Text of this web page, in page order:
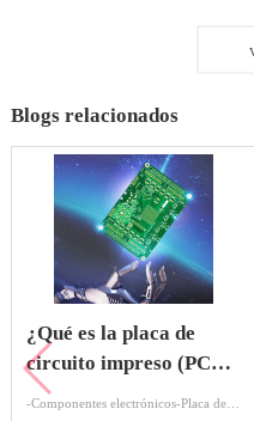
Blogs relacionados
¿Qué es la placa de
circuito impreso (PCB)
y la ventaja de la
-Componentes electrónicos-Placa de circuito